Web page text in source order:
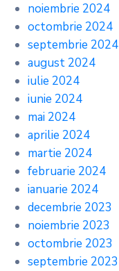
noiembrie 2024
octombrie 2024
septembrie 2024
august 2024
iulie 2024
iunie 2024
mai 2024
aprilie 2024
martie 2024
februarie 2024
ianuarie 2024
decembrie 2023
noiembrie 2023
octombrie 2023
septembrie 2023